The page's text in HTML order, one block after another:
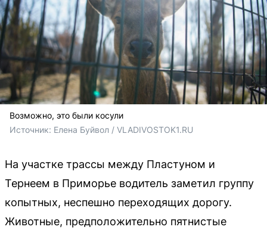
Возможно, это были косули
Источник: Елена Буйвол / VLADIVOSTOK1.RU
На участке трассы между Пластуном и
Тернеем в Приморье водитель заметил группу
копытных, неспешно переходящих дорогу.
Животные, предположительно пятнистые